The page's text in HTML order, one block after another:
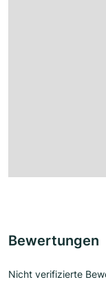
Bewertungen
Nicht verifizierte